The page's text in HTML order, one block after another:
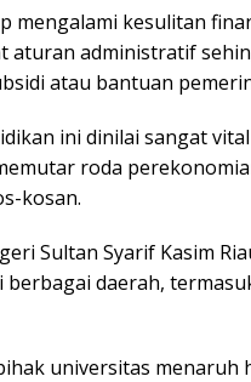
mengalami kesulitan
aturan administratif
atau bantuan
ini dinilai sangat
roda
kosan.
Sultan Syarif Kasim
berbagai daerah,
universitas menaruh